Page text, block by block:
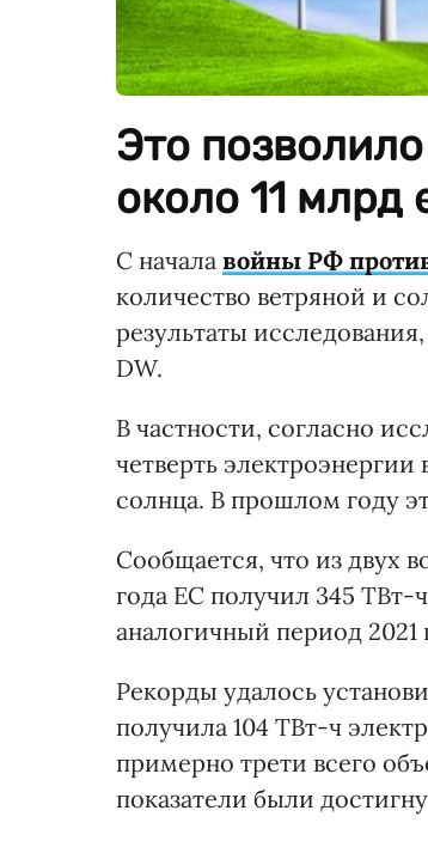
Это
около 11 млрд
С начала войны РФ
количество ветряной и
результаты
DW.
В частности, согласно
четверть
солнца. В прошлом году
Сообщается, что из двух
года ЕС получил 345 ТВт-
аналогичный период 2021
Рекорды удалось
получила 104 ТВт-ч
примерно трети всего
показатели были